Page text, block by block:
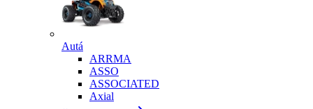
Autá
ARRMA
ASSO
ASSOCIATED
Axial